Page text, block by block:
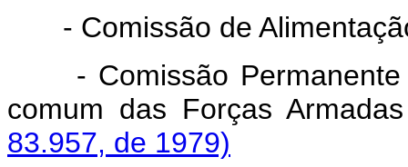
- Comissão de
- Comissão Permanente
comum das Forças
83.957, de 1979)